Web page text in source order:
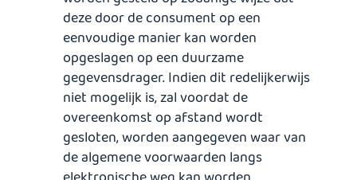
deze door de consument op een
eenvoudige manier kan worden
opgeslagen op een duurzame
gegevensdrager. Indien dit redelijkerwijs
niet mogelijk is, zal voordat de
overeenkomst op afstand wordt
gesloten, worden aangegeven waar van
de algemene voorwaarden langs